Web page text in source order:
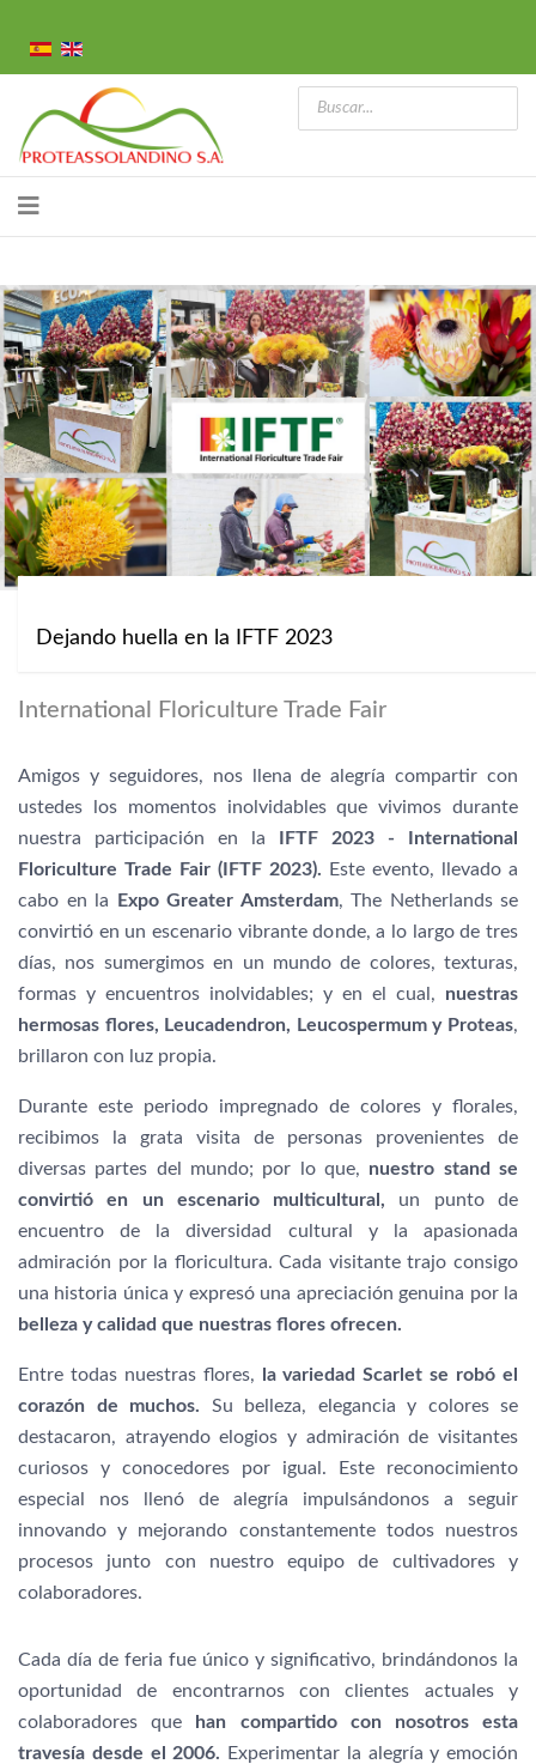
Dejando huella en la IFTF 2023
International Floriculture Trade Fair
Amigos y seguidores, nos llena de alegría compartir con
ustedes los momentos inolvidables que vivimos durante
nuestra participación en la IFTF 2023 - International
Floriculture Trade Fair (IFTF 2023). Este evento, llevado a
cabo en la Expo Greater Amsterdam, The Netherlands se
convirtió en un escenario vibrante donde, a lo largo de tres
días, nos sumergimos en un mundo de colores, texturas,
formas y encuentros inolvidables; y en el cual, nuestras
hermosas flores, Leucadendron, Leucospermum y Proteas,
brillaron con luz propia.
Durante este periodo impregnado de colores y florales,
recibimos la grata visita de personas provenientes de
diversas partes del mundo; por lo que, nuestro stand se
convirtió en un escenario multicultural, un punto de
encuentro de la diversidad cultural y la apasionada
admiración por la floricultura. Cada visitante trajo consigo
una historia única y expresó una apreciación genuina por la
belleza y calidad que nuestras flores ofrecen.
Entre todas nuestras flores, la variedad Scarlet se robó el
corazón de muchos. Su belleza, elegancia y colores se
destacaron, atrayendo elogios y admiración de visitantes
curiosos y conocedores por igual. Este reconocimiento
especial nos llenó de alegría impulsándonos a seguir
innovando y mejorando constantemente todos nuestros
procesos junto con nuestro equipo de cultivadores y
colaboradores.
Cada día de feria fue único y significativo, brindándonos la
oportunidad de encontrarnos con clientes actuales y
colaboradores que han compartido con nosotros esta
travesía desde el 2006. Experimentar la alegría y emoción